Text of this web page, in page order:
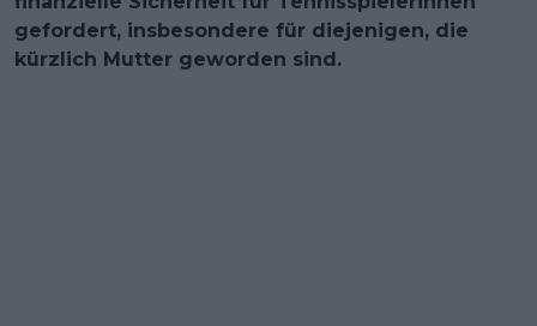
gefordert, insbesondere für diejenigen, die
kürzlich Mutter geworden sind.